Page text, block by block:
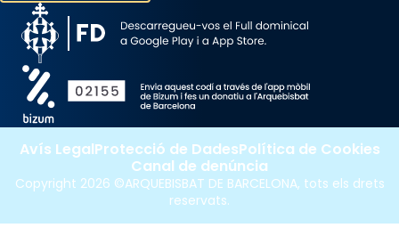
Copyright 2026 ©ARQUEBISBAT DE BARCELONA, tots els drets
reservats.
Avís LegalProtecció de DadesPolítica de Cookies
Canal de denúncia